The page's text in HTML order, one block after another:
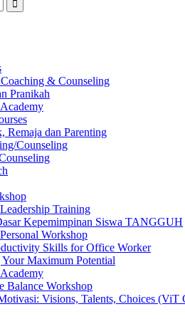
& Counseling
Pranikah
Remaja dan Parenting
Counseling
Training
Kepemimpinan Siswa TANGGUH
Workshop
Skills for Office Worker
Your Maximum Potential
Balance Workshop
Visions, Talents, Choices (ViT